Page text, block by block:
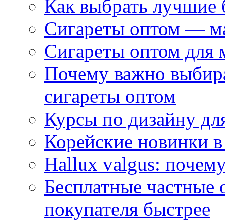
Как выбрать
Сигареты оптом —
Сигареты оптом для
Почему важно
сигареты оптом
Курсы по дизайну
Корейские новинки
Hallux valgus: почему
Бесплатные частные
покупателя быстрее